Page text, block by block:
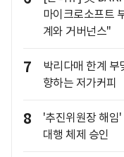
마이크로소프트
계와 거버넌스"
7
박리다매 한계
향하는 저가커피
8
'추진위원장 해
대행 체제 승인